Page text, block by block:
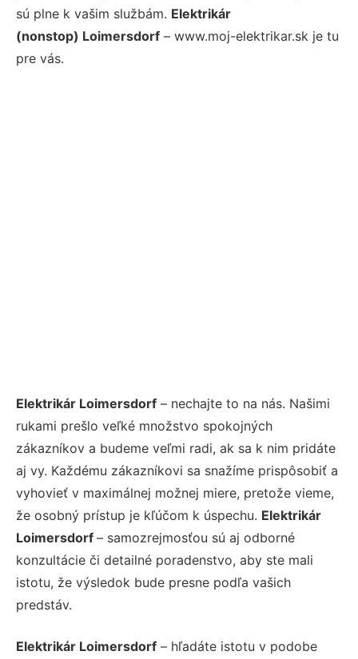
sú plne k vašim službám. Elektrikár
(nonstop) Loimersdorf – www.moj-elektrikar.sk je tu
pre vás.
Elektrikár Loimersdorf – nechajte to na nás. Našimi
rukami prešlo veľké množstvo spokojných
zákazníkov a budeme veľmi radi, ak sa k nim pridáte
aj vy. Každému zákazníkovi sa snažíme prispôsobiť a
vyhovieť v maximálnej možnej miere, pretože vieme,
že osobný prístup je kľúčom k úspechu. Elektrikár
Loimersdorf – samozrejmosťou sú aj odborné
konzultácie či detailné poradenstvo, aby ste mali
istotu, že výsledok bude presne podľa vašich
predstáv.
Elektrikár Loimersdorf – hľadáte istotu v podobe